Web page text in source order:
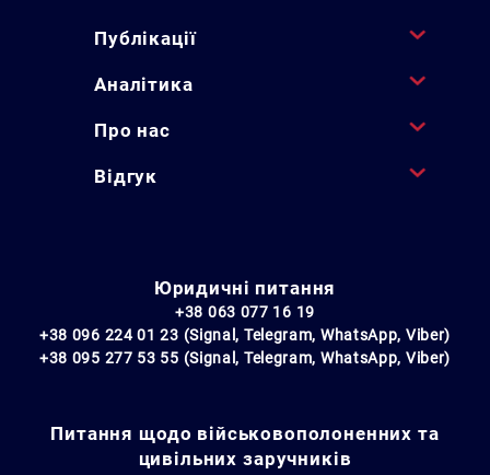
Публікації
Аналітика
Про нас
Відгук
Юридичні питання
+38 063 077 16 19
+38 096 224 01 23 (Signal, Telegram, WhatsApp, Viber)
+38 095 277 53 55 (Signal, Telegram, WhatsApp, Viber)
Питання щодо військовополоненних та
цивільних заручників